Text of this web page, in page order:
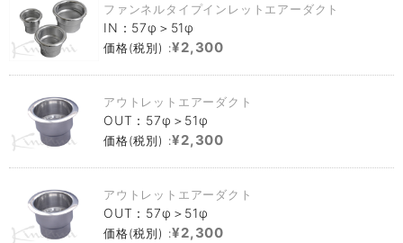
ファンネルタイプインレットエアーダクト
IN：57φ＞51φ
価格(税別) :¥2,300
アウトレットエアーダクト
OUT：57φ＞51φ
価格(税別) :¥2,300
アウトレットエアーダクト
OUT：57φ＞51φ
価格(税別) :¥2,300